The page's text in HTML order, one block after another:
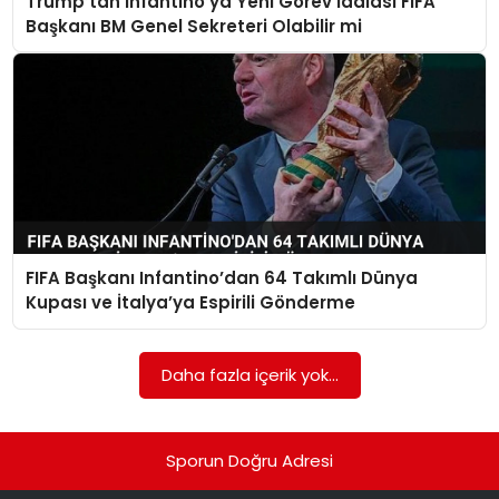
SAĞLIK
YAŞAM
Başkanı BM Genel Sekreteri Olabilir mi
FIFA Başkanı Infantino’dan 64 Takımlı Dünya
Kupası ve İtalya’ya Espirili Gönderme
Daha fazla içerik yok...
Sporun Doğru Adresi